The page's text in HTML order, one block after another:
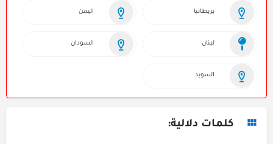
بريطانيا اليمن
لبنان السودان
السويد
كلمات دلالية: